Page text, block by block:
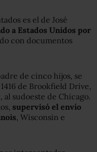
es el de José
a Estados Unidos por
con documentos
de cinco hijos, se
de Brookfield Drive,
al sudoeste de Chicago.
supervisó el envío
, Wisconsin e